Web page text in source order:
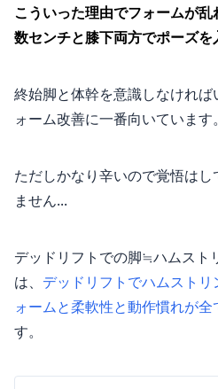
こういった理由でフォームが
数センチと膝下両方でポーズを
終始脚と体幹を意識しなけれ
ォーム改善に一番向いています。
ただしかなり辛いので覚悟は
ません...
デッドリフトでの脚≒ハムスト
は、 デッドリフトでハムスト
ォームと柔軟性と動作慣れが全
す。